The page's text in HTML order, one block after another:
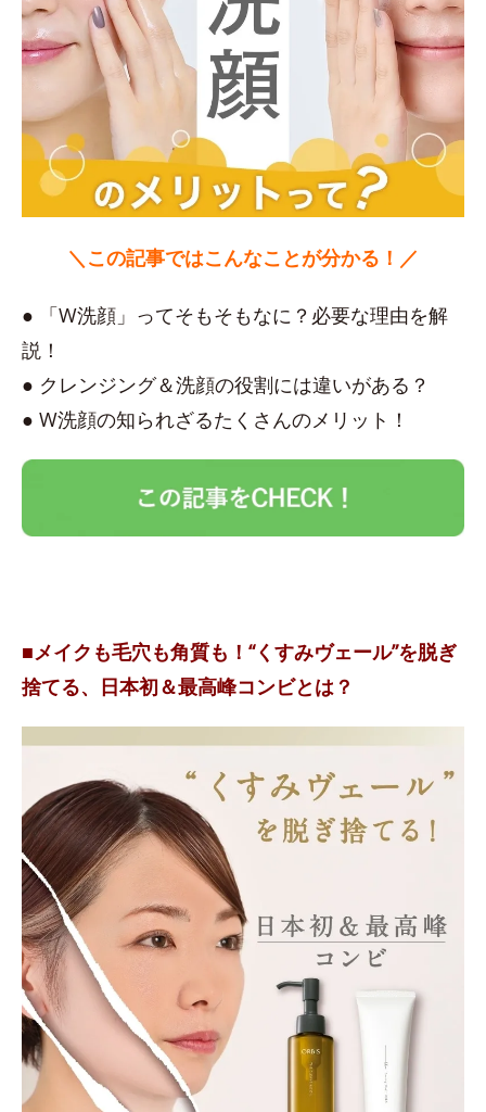
＼この記事ではこんなことが分かる！／
● 「W洗顔」ってそもそもなに？必要な理由を解
説！
● クレンジング＆洗顔の役割には違いがある？
● W洗顔の知られざるたくさんのメリット！
■メイクも毛穴も角質も！“くすみヴェール”を脱ぎ
捨てる、日本初＆最高峰コンビとは？